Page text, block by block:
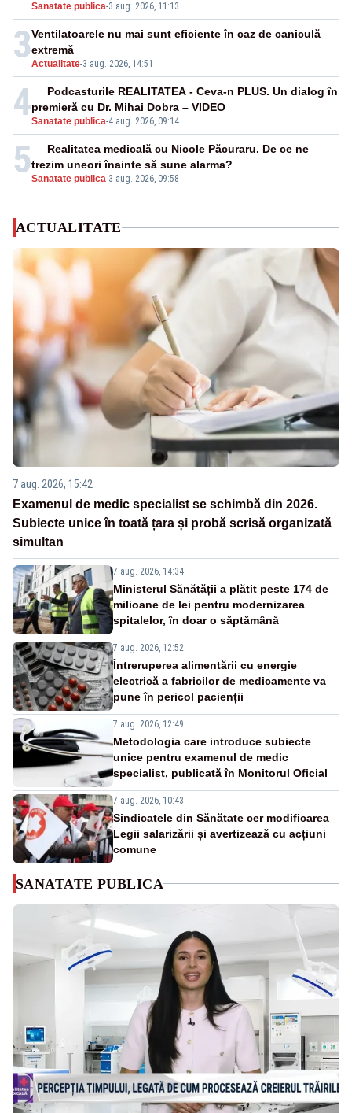
Sanatate publica-3 aug. 2026, 11:13
publice
3Actualitate-3 aug. 2026, 14:51
Ventilatoarele nu mai sunt eficiente în caz de caniculă
extremă
4Sanatate publica-4 aug. 2026, 09:14
Podcasturile REALITATEA - Ceva-n PLUS. Un dialog în
premieră cu Dr. Mihai Dobra – VIDEO
5Sanatate publica-3 aug. 2026, 09:58
Realitatea medicală cu Nicole Păcuraru. De ce ne
trezim uneori înainte să sune alarma?
ACTUALITATE
7 aug. 2026, 15:42
Examenul de medic specialist se schimbă din 2026.
Subiecte unice în toată țara și probă scrisă organizată
simultan
7 aug. 2026, 14:34
Ministerul Sănătății a plătit peste 174 de
milioane de lei pentru modernizarea
spitalelor, în doar o săptămână
7 aug. 2026, 12:52
Întreruperea alimentării cu energie
electrică a fabricilor de medicamente va
pune în pericol pacienții
7 aug. 2026, 12:49
Metodologia care introduce subiecte
unice pentru examenul de medic
specialist, publicată în Monitorul Oficial
7 aug. 2026, 10:43
Sindicatele din Sănătate cer modificarea
Legii salarizării și avertizează cu acțiuni
comune
SANATATE PUBLICA